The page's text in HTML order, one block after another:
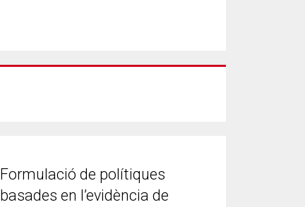
Formulació de polítiques
basades en l’evidència de